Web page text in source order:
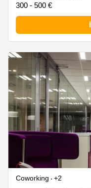
300 - 500 €
Coworking
+2